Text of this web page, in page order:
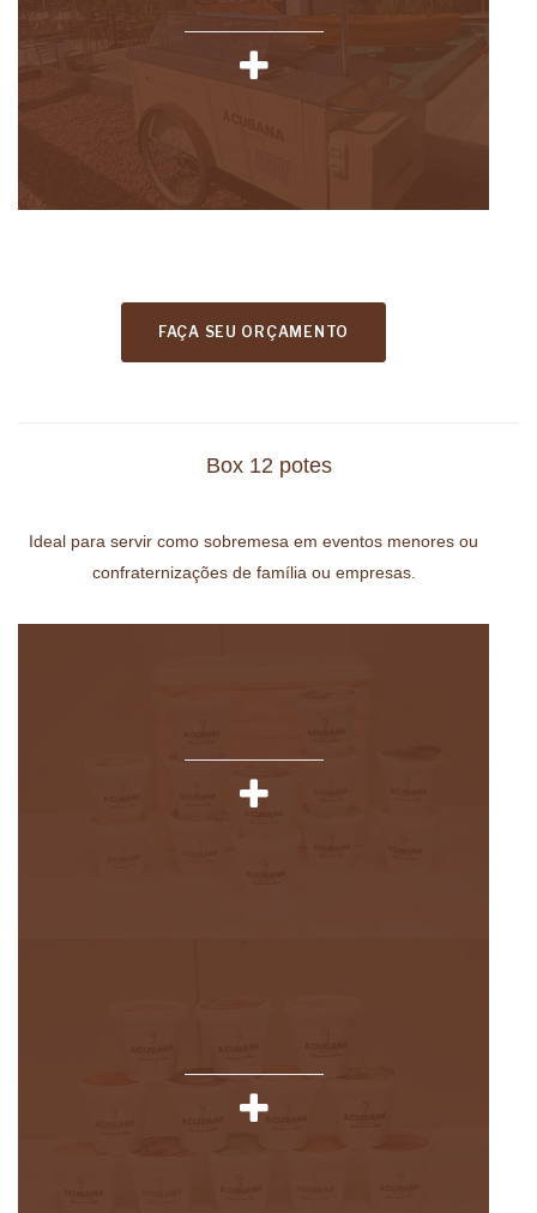
FAÇA SEU ORÇAMENTO
Box 12 potes
Ideal para servir como sobremesa em eventos menores ou
confraternizações de família ou empresas.